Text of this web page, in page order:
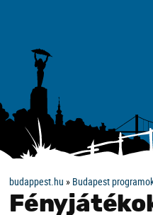
budappest.hu » Budapest